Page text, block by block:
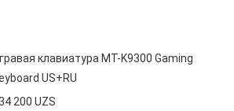
клавиатура MT-K9300 Gaming
US+RU
200 UZS